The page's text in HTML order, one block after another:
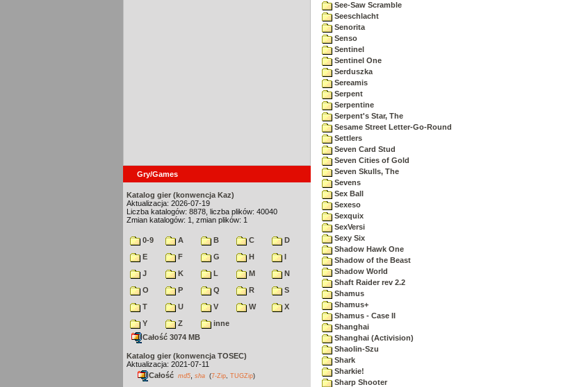
Gry/Games
Katalog gier (konwencja Kaz)
Aktualizacja: 2026-07-19
Liczba katalogów: 8878, liczba plików: 40040
Zmian katalogów: 1, zmian plików: 1
0-9 A B C
D
E
F G H
I
J
K L M
N
O
P Q R
S
T
U V W
X
Y
Z
inne
Całość 3074 MB
Katalog gier (konwencja TOSEC)
Aktualizacja: 2021-07-11
Całość md5 sha (7-Zip TUGZip)
See-Saw Scramble
Seeschlacht
Senorita
Senso
Sentinel
Sentinel One
Serduszka
Sereamis
Serpent
Serpentine
Serpent's Star, The
Sesame Street Letter-Go-Round
Settlers
Seven Card Stud
Seven Cities of Gold
Seven Skulls, The
Sevens
Sex Ball
Sexeso
Sexquix
SexVersi
Sexy Six
Shadow Hawk One
Shadow of the Beast
Shadow World
Shaft Raider rev 2.2
Shamus
Shamus+
Shamus - Case II
Shanghai
Shanghai (Activision)
Shaolin-Szu
Shark
Sharkie!
Sharp Shooter